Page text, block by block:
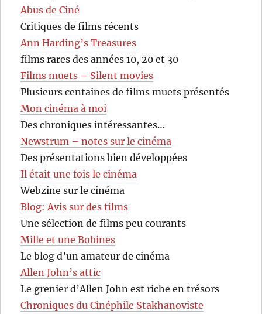
Abus de Ciné
Critiques de films récents
Ann Harding’s Treasures
films rares des années 10, 20 et 30
Films muets – Silent movies
Plusieurs centaines de films muets présentés
Mon cinéma à moi
Des chroniques intéressantes…
Newstrum – notes sur le cinéma
Des présentations bien développées
Il était une fois le cinéma
Webzine sur le cinéma
Blog: Avis sur des films
Une sélection de films peu courants
Mille et une Bobines
Le blog d’un amateur de cinéma
Allen John’s attic
Le grenier d’Allen John est riche en trésors
Chroniques du Cinéphile Stakhanoviste